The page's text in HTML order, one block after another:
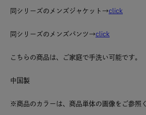
同シリーズのメンズジャケット→click
同シリーズのメンズパンツ→click
こちらの商品は、ご家庭で手洗い可能です。
中国製
※商品のカラーは、商品単体の画像をご参照